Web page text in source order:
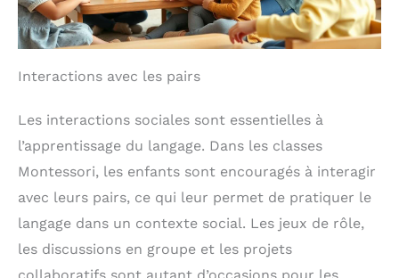
Interactions avec les pairs
Les interactions sociales sont essentielles à
l’apprentissage du langage. Dans les classes
Montessori, les enfants sont encouragés à interagir
avec leurs pairs, ce qui leur permet de pratiquer le
langage dans un contexte social. Les jeux de rôle,
les discussions en groupe et les projets